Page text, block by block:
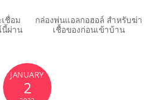
ชื่อม
ผ่าน
กล่องพ่นแอลกอฮอล์ สำหรับฆ่า
เชื้อของก่อนเข้าบ้าน
JANUARY
2